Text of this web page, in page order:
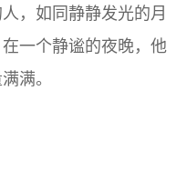
，如同静静发光的月
一个静谧的夜晚，他
满。